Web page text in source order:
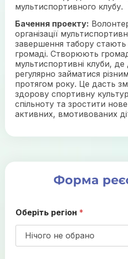
мультиспортивного клубу.
Бачення проекту:
організації
завершення табору стають
громаді. Створюють
мультиспортивні клуби,
регулярно займатися
протягом року. Це дасть
здорову спортивну
спільноту та зростити
активних, вмотивованих
Форма
Оберіть регіон *